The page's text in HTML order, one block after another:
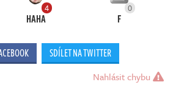
4
HAHA
0
F
SDÍLET NA TWITTER
Nahlásit chybu